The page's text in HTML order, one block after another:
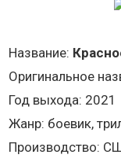
Название:
Оригинальное
Год выхода: 2021
Жанр: боевик,
Производство: